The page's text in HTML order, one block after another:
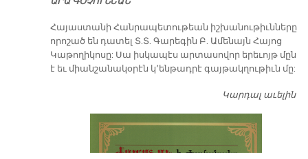
​Հայաստանի Հանրապետութեան իշխանութիւնները
որոշած են դատել Տ.Տ. Գարեգին Բ. Ամենայն Հայոց
Կաթողիկոսը: Սա իսկապէս արտասովոր երեւոյթ մըն
է եւ միանշանակօրէն կ՚ենթադրէ գայթակղութիւն մը:
Կարդալ աւելին